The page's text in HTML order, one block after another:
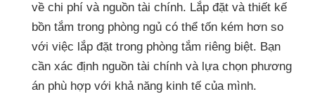
về chi phí và nguồn tài chính. Lắp đặt và thiết kế
bồn tắm trong phòng ngủ có thể tốn kém hơn so
với việc lắp đặt trong phòng tắm riêng biệt. Bạn
cần xác định nguồn tài chính và lựa chọn phương
án phù hợp với khả năng kinh tế của mình.